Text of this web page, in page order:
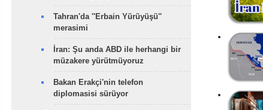
Tahran'da ''Erbain Yürüyüşü''
merasimi
İran: Şu anda ABD ile herhangi bir
müzakere yürütmüyoruz
Bakan Erakçi'nin telefon
diplomasisi sürüyor